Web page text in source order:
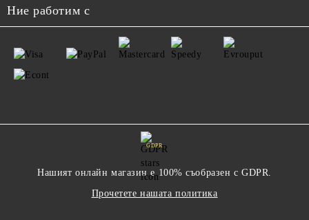
Ние работим с
GDPR
Нашият онлайн магазин е 100% съобразен с GDPR.
Прочетете нашата политика